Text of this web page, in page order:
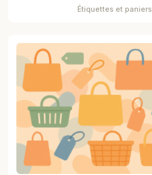
Étiquettes et paniers